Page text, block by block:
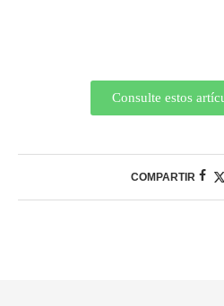
Consulte estos
COMPARTIR